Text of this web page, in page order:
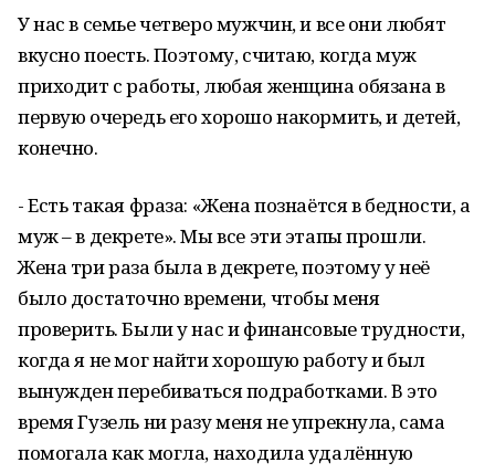
У нас в семье четверо мужчин, и все они любят
вкусно поесть. Поэтому, считаю, когда муж
приходит с работы, любая женщина обязана в
первую очередь его хорошо накормить, и детей,
конечно.
- Есть такая фраза: «Жена познаётся в бедности, а
муж – в декрете». Мы все эти этапы прошли.
Жена три раза была в декрете, поэтому у неё
было достаточно времени, чтобы меня
проверить. Были у нас и финансовые трудности,
когда я не мог найти хорошую работу и был
вынужден перебиваться подработками. В это
время Гузель ни разу меня не упрекнула, сама
помогала как могла, находила удалённую